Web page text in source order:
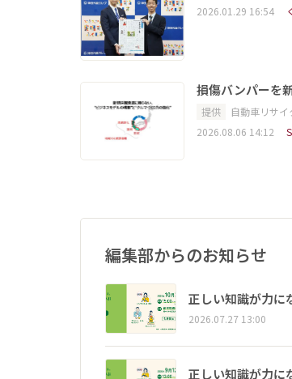
2026.01.29 16:54
損傷バンパーを
提供
自動車リサ
2026.08.06 14:12
編集部からのお知らせ
正しい知識が力
2026.07.27 13:00
正しい知識が力